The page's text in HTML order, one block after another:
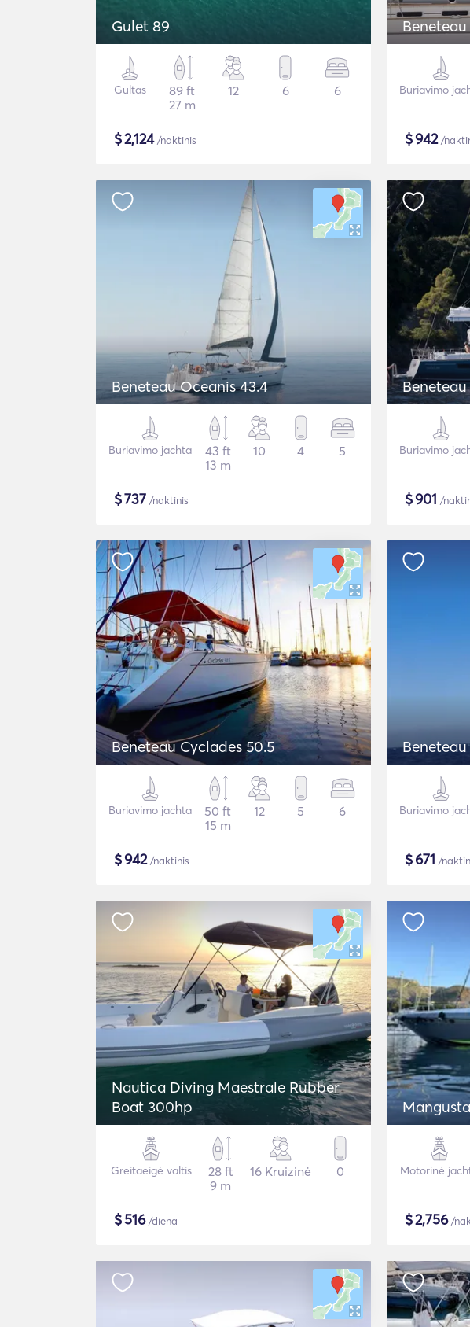
Gulet 89
Gultas
89 ft
27 m
12 6 6
$2,124/naktinis
Buriavimo
$942/
Beneteau Oceanis 43.4
Buriavimo jachta
43 ft
13 m
10 4 5
$737 /naktinis
Buriavimo
$901 /
Beneteau Cyclades 50.5
Buriavimo jachta
50 ft
15 m
12 5 6
$942/naktinis
Buriavimo
$671 /
Nautica Diving Maestrale Rubber
Boat 300hp
Greitaeigė valtis
28 ft
9 m
16 Kruizinė 0
$516/diena
Motorinė
$2,756/